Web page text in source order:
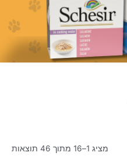
מציג 1–16 מתוך 46 תוצאות